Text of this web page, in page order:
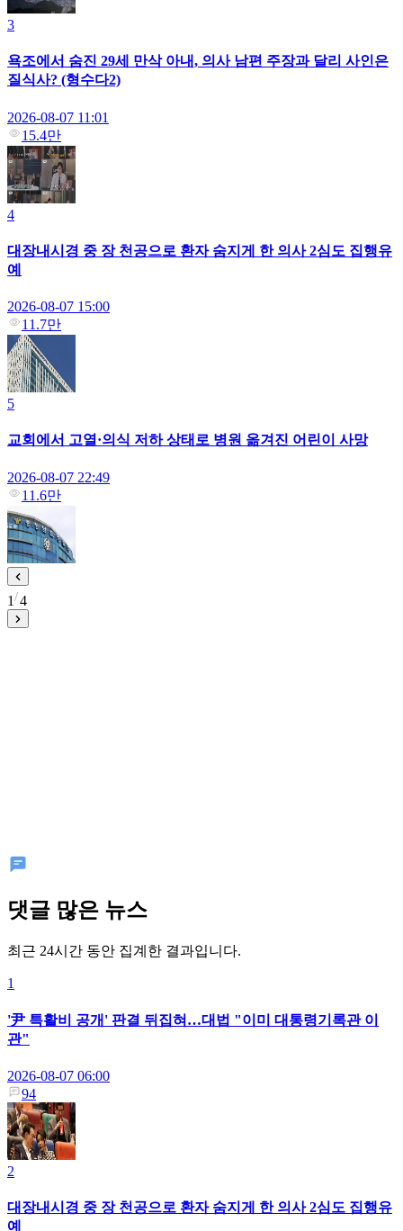
3
욕조에서 숨진 29세 만삭 아내, 의사 남편 주장과 달리 사인은
질식사? (형수다2)
2026-08-07 11:01
15.4만
4
대장내시경 중 장 천공으로 환자 숨지게 한 의사 2심도 집행유
예
2026-08-07 15:00
11.7만
5
교회에서 고열·의식 저하 상태로 병원 옮겨진 어린이 사망
2026-08-07 22:49
11.6만
1 4
댓글 많은 뉴스
최근 24시간 동안 집계한 결과입니다.
1
'尹 특활비 공개' 판결 뒤집혀…대법 "이미 대통령기록관 이
관"
2026-08-07 06:00
94
2
대장내시경 중 장 천공으로 환자 숨지게 한 의사 2심도 집행유
예